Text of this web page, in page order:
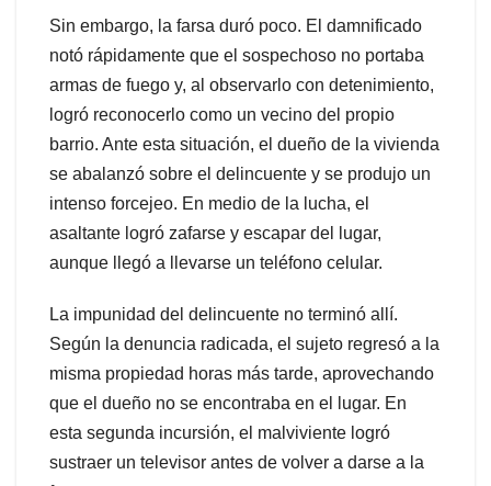
Sin embargo, la farsa duró poco. El damnificado
notó rápidamente que el sospechoso no portaba
armas de fuego y, al observarlo con detenimiento,
logró reconocerlo como un vecino del propio
barrio. Ante esta situación, el dueño de la vivienda
se abalanzó sobre el delincuente y se produjo un
intenso forcejeo. En medio de la lucha, el
asaltante logró zafarse y escapar del lugar,
aunque llegó a llevarse un teléfono celular.
La impunidad del delincuente no terminó allí.
Según la denuncia radicada, el sujeto regresó a la
misma propiedad horas más tarde, aprovechando
que el dueño no se encontraba en el lugar. En
esta segunda incursión, el malviviente logró
sustraer un televisor antes de volver a darse a la